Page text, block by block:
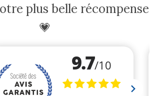
Les
options
choisies
la
page
du
plus belle récompense
💗